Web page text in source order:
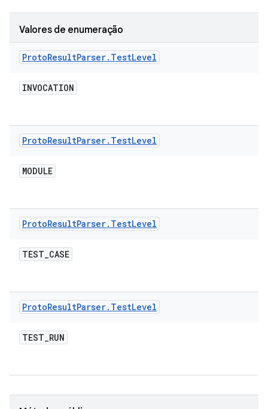
Valores de enumeração
ProtoResultParser. TestLevel
INVOCATION
ProtoResultParser. TestLevel
MODULE
ProtoResultParser. TestLevel
TEST_CASE
ProtoResultParser. TestLevel
TEST_RUN